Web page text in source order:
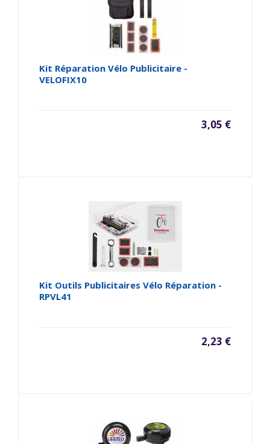
Kit Réparation Vélo Publicitaire -
VELOFIX10
3,05 €
Kit Outils Publicitaires Vélo Réparation -
RPVL41
2,23 €